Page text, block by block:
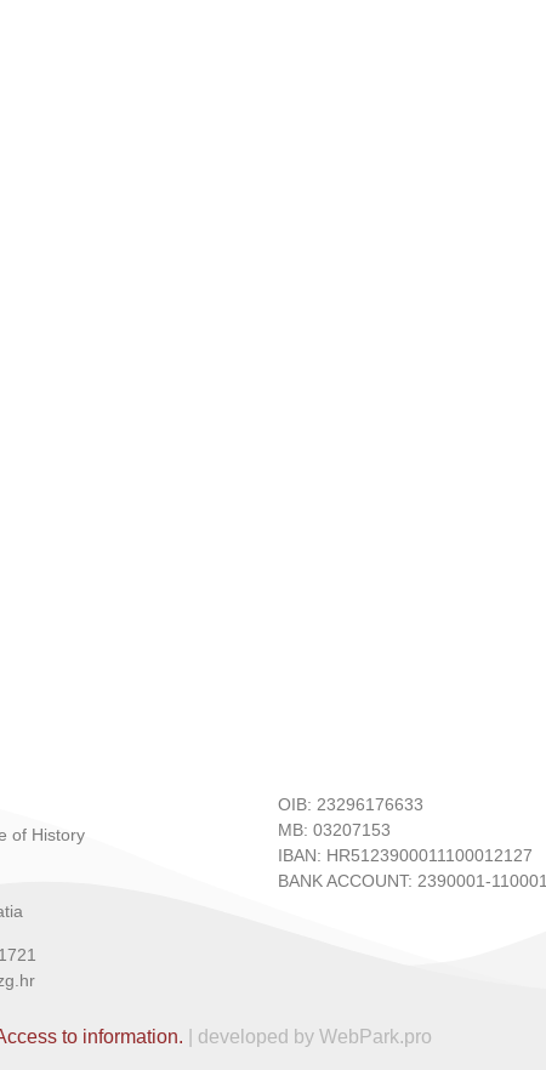
of History
OIB: 23296176633
MB: 03207153
IBAN: HR5123900011100012127
BANK ACCOUNT: 2390001-
to information. | developed by WebPark.pro